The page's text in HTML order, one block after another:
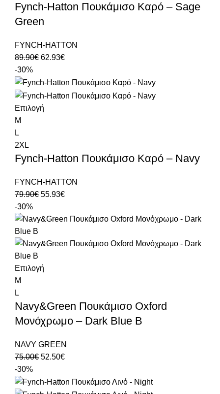
Fynch-Hatton Πουκάμισο Καρό – Sage
Green
FYNCH-HATTON
89.90€ 62.93€
-30%
Επιλογή
M
L
2XL
Fynch-Hatton Πουκάμισο Καρό – Navy
FYNCH-HATTON
79.90€ 55.93€
-30%
Επιλογή
M
L
Navy&Green Πουκάμισο Oxford
Μονόχρωμο – Dark Blue B
NAVY GREEN
75.00€ 52.50€
-30%